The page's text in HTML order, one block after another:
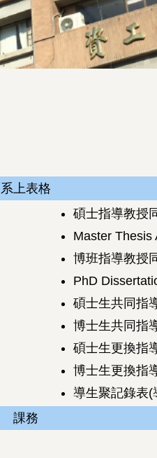
系上表格
碩士指導教授
Master Thesis
博班指導教授
PhD
碩士生共同指
博士生共同指
碩士生更換指
博士生更換指
導生聚記錄表(
課務